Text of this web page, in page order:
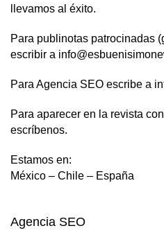
llevamos al éxito.
Para publinotas patrocinadas
escribir a
Para Agencia SEO escribe a
Para aparecer en la revista
escríbenos.
Estamos en:
México – Chile – España
Agencia SEO